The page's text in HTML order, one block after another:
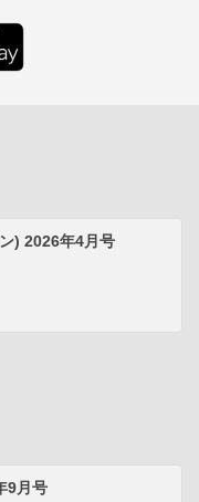
) 2026年4月号
9月号